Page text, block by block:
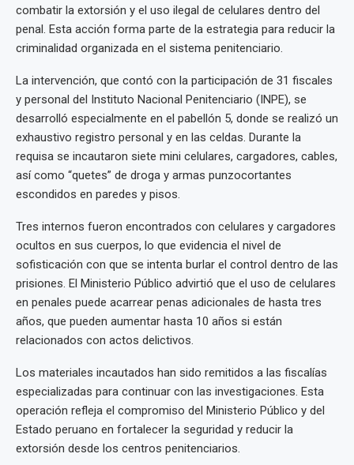
combatir la extorsión y el uso ilegal de celulares dentro del
penal. Esta acción forma parte de la estrategia para reducir la
criminalidad organizada en el sistema penitenciario.
La intervención, que contó con la participación de 31 fiscales
y personal del Instituto Nacional Penitenciario (INPE), se
desarrolló especialmente en el pabellón 5, donde se realizó un
exhaustivo registro personal y en las celdas. Durante la
requisa se incautaron siete mini celulares, cargadores, cables,
así como “quetes” de droga y armas punzocortantes
escondidos en paredes y pisos.
Tres internos fueron encontrados con celulares y cargadores
ocultos en sus cuerpos, lo que evidencia el nivel de
sofisticación con que se intenta burlar el control dentro de las
prisiones. El Ministerio Público advirtió que el uso de celulares
en penales puede acarrear penas adicionales de hasta tres
años, que pueden aumentar hasta 10 años si están
relacionados con actos delictivos.
Los materiales incautados han sido remitidos a las fiscalías
especializadas para continuar con las investigaciones. Esta
operación refleja el compromiso del Ministerio Público y del
Estado peruano en fortalecer la seguridad y reducir la
extorsión desde los centros penitenciarios.